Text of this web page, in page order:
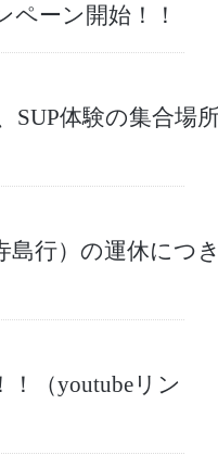
ペーン開始！！
SUP体験の集合場
島行）の運休につ
！（youtubeリン